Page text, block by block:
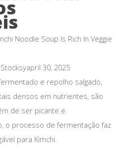
30, 2025
e repolho salgado,
densos em nutrientes, são
de ser picante e
o processo de fermentação faz
para Kimchi.